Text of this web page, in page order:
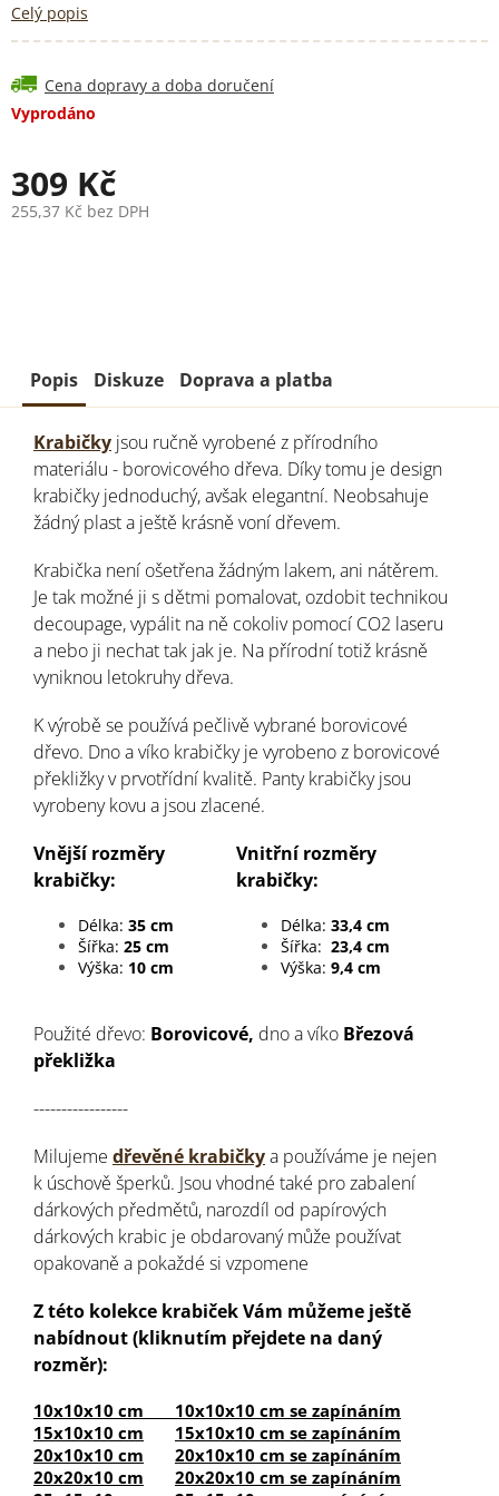
Celý popis
Vyprodáno
Cena dopravy a doba doručení
309 Kč
255,37 Kč bez DPH
Popis Diskuze Doprava a platba
Krabičky jsou ručně vyrobené z přírodního
materiálu - borovicového dřeva. Díky tomu je design
krabičky jednoduchý, avšak elegantní. Neobsahuje
žádný plast a ještě krásně voní dřevem.
Krabička není ošetřena žádným lakem, ani nátěrem.
Je tak možné ji s dětmi pomalovat, ozdobit technikou
decoupage, vypálit na ně cokoliv pomocí CO2 laseru
a nebo ji nechat tak jak je. Na přírodní totiž krásně
vyniknou letokruhy dřeva.
K výrobě se používá pečlivě vybrané borovicové
dřevo. Dno a víko krabičky je vyrobeno z borovicové
překližky v prvotřídní kvalitě. Panty krabičky jsou
vyrobeny kovu a jsou zlacené.
Vnější rozměry
krabičky:
Délka: 35 cm
Šířka: 25 cm
Výška: 10 cm
Vnitřní rozměry
krabičky:
Délka: 33,4 cm
Šířka: 23,4 cm
Výška: 9,4 cm
Použité dřevo: Borovicové, dno a víko Březová
překližka
-----------------
Milujeme dřevěné krabičkya používáme je nejen
k úschově šperků. Jsou vhodné také pro zabalení
dárkových předmětů, narozdíl od papírových
dárkových krabic je obdarovaný může používat
opakovaně a pokaždé si vzpomene
Z této kolekce krabiček Vám můžeme ještě
nabídnout (kliknutím přejdete na daný
rozměr):
10x10x10 cm 10x10x10 cm se zapínáním
15x10x10 cm
15x10x10 cm se zapínáním
20x10x10 cm
20x10x10 cm se zapínáním
20x20x10 cm
20x20x10 cm se zapínáním